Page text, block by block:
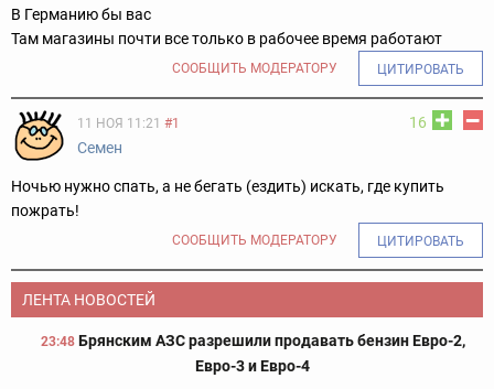
В Германию бы вас
Там магазины почти все только в рабочее время работают
СООБЩИТЬ МОДЕРАТОРУ ЦИТИРОВАТЬ
16
11 НОЯ 11:21 #1
Семен
Ночью нужно спать, а не бегать (ездить) искать, где купить
пожрать!
СООБЩИТЬ МОДЕРАТОРУ ЦИТИРОВАТЬ
ЛЕНТА НОВОСТЕЙ
23:48 Брянским АЗС разрешили продавать бензин Евро-2,
Евро-3 и Евро-4